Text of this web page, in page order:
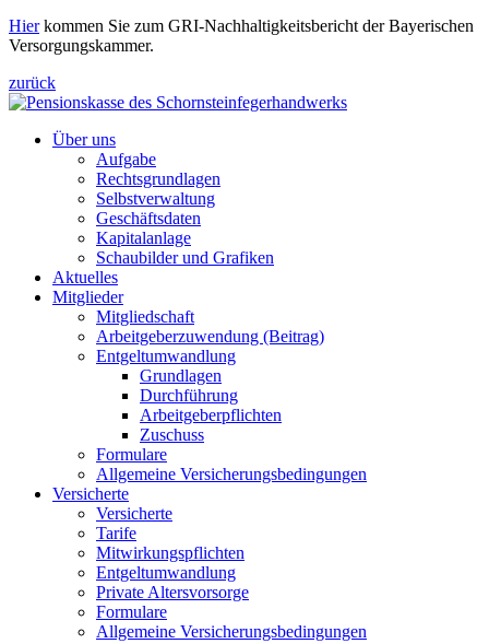
Hierkommen Sie zum GRI-Nachhaltigkeitsbericht der Bayerischen
Versorgungskammer.
zurück
Über uns
Aufgabe
Rechtsgrundlagen
Selbstverwaltung
Geschäftsdaten
Kapitalanlage
Schaubilder und Grafiken
Aktuelles
Mitglieder
Mitgliedschaft
Arbeitgeberzuwendung (Beitrag)
Entgeltumwandlung
Grundlagen
Durchführung
Arbeitgeberpflichten
Zuschuss
Formulare
Allgemeine Versicherungsbedingungen
Versicherte
Versicherte
Tarife
Mitwirkungspflichten
Entgeltumwandlung
Private Altersvorsorge
Formulare
Allgemeine Versicherungsbedingungen